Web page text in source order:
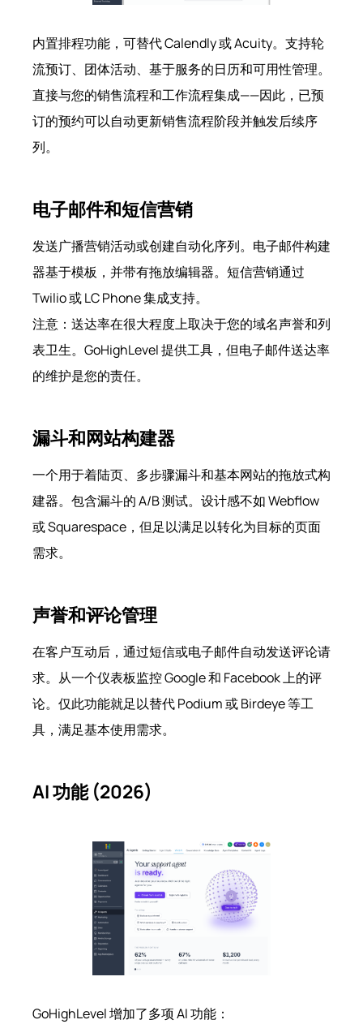
内置排程功能，可替代 Calendly 或 Acuity。支持轮
流预订、团体活动、基于服务的日历和可用性管理。
直接与您的销售流程和工作流程集成——因此，已预
订的预约可以自动更新销售流程阶段并触发后续序
列。
电子邮件和短信营销
发送广播营销活动或创建自动化序列。电子邮件构建
器基于模板，并带有拖放编辑器。短信营销通过
Twilio 或 LC Phone 集成支持。
注意：送达率在很大程度上取决于您的域名声誉和列
表卫生。GoHighLevel 提供工具，但电子邮件送达率
的维护是您的责任。
漏斗和网站构建器
一个用于着陆页、多步骤漏斗和基本网站的拖放式构
建器。包含漏斗的 A/B 测试。设计感不如 Webflow
或 Squarespace，但足以满足以转化为目标的页面
需求。
声誉和评论管理
在客户互动后，通过短信或电子邮件自动发送评论请
求。从一个仪表板监控 Google 和 Facebook 上的评
论。仅此功能就足以替代 Podium 或 Birdeye 等工
具，满足基本使用需求。
AI 功能 (2026)
GoHighLevel 增加了多项 AI 功能：